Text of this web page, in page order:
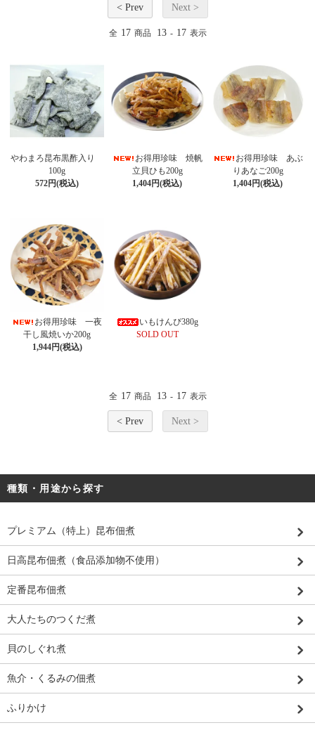
< Prev Next >
全 17 商品 13 - 17 表示
やわまろ昆布黒酢入り
100g
572円(税込)
お得用珍味 焼帆
立貝ひも200g
1,404円(税込)
お得用珍味 あぶ
りあなご200g
1,404円(税込)
お得用珍味 一夜
干し風焼いか200g
1,944円(税込)
いもけんぴ380g
SOLD OUT
全 17 商品 13 - 17 表示
< Prev Next >
種類・用途から探す
プレミアム（特上）昆布佃煮
日高昆布佃煮（食品添加物不使用）
定番昆布佃煮
大人たちのつくだ煮
貝のしぐれ煮
魚介・くるみの佃煮
ふりかけ